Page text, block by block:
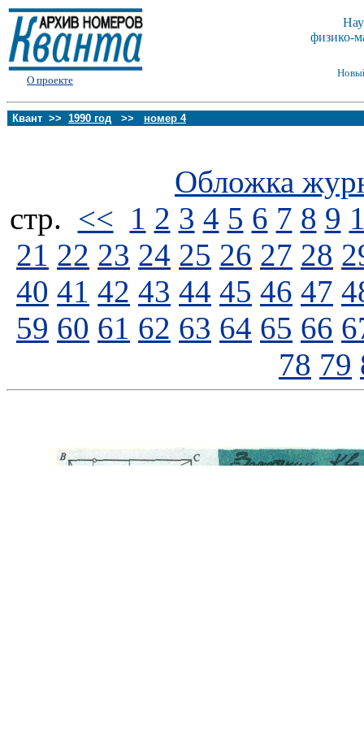
О проекте
физико-
Квант >> 1990 год >> номер 4
Обложка
стp. << 1 2 3 4 5 6 7 8 9
21 22 23 24 25 26 27 28
40 41 42 43 44 45 46 47
59 60 61 62 63 64 65 66
78 79